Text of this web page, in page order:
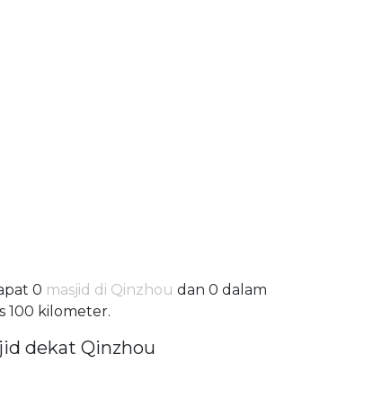
0 masjid di Qinzhou dan 0 dalam
100 kilometer.
dekat Qinzhou